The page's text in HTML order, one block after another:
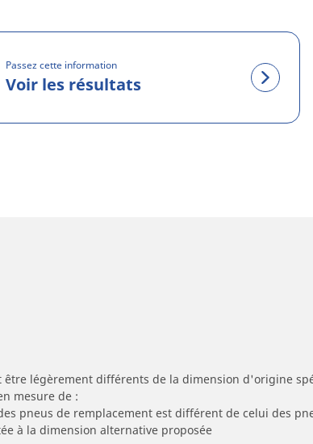
Passez cette information
Voir les résultats
être légèrement différents de la dimension d'origine
mesure de :
pneus de remplacement est différent de celui des
à la dimension alternative proposée